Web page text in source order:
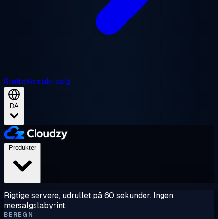
StøtteKontakt salg
DA
Produkter
Rigtige servere, udrullet på 60 sekunder. Ingen
mersalgslabyrint.
BEREGN